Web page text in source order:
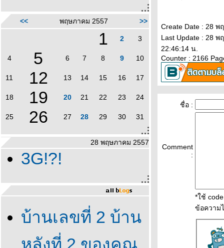
<< พฤษภาคม 2557 >>
1 2 3
4 5 6 7 8 9 10
11 12 13 14 15 16 17
18 19 20 21 22 23 24
25 26 27 28 29 30 31
28 พฤษภาคม 2557
3G!?!
บ้านเลขที่ 2 บ้าน
หลังที่ 2 ของคุณ
Create Date : 28 พ
Last Update : 28 พ
22:46:14 น.
Counter : 2166
ชื่อ :
Comment
:
*ใช้
ข้อความ